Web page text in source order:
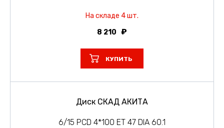
На складе 4 шт.
8 210
КУПИТЬ
Диск СКАД АКИТА
6/15 PCD 4*100 ET 47 DIA 60.1